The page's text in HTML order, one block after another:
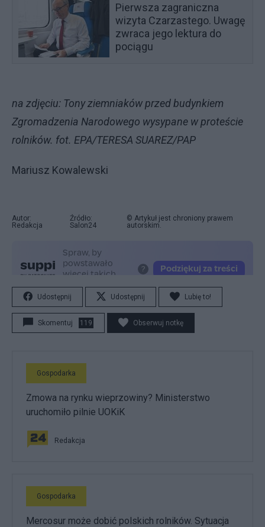
Pierwsza zagraniczna
wizyta Czarzastego. Uwagę
zwraca jego lektura do
pociągu
na zdjęciu: Tony ziemniaków przed budynkiem
Zgromadzenia Narodowego wysypane w proteście
rolników. fot. EPA/TERESA SUAREZ/PAP
Mariusz Kowalewski
Autor:
Redakcja
Źródło:
Salon24
© Artykuł jest chroniony prawem
autorskim.
Udostępnij Udostępnij Lubię to!
Skomentuj 119 Obserwuj notkę
Gospodarka
Zmowa na rynku wieprzowiny? Ministerstwo
uruchomiło pilnie UOKiK
Redakcja
Gospodarka
Mercosur może dobić polskich rolników. Sytuacja